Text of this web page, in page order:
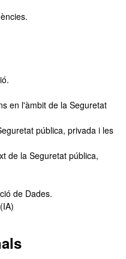
en l'àmbit de la Seguretat
pública, privada i les
de la Seguretat pública,
de Dades.